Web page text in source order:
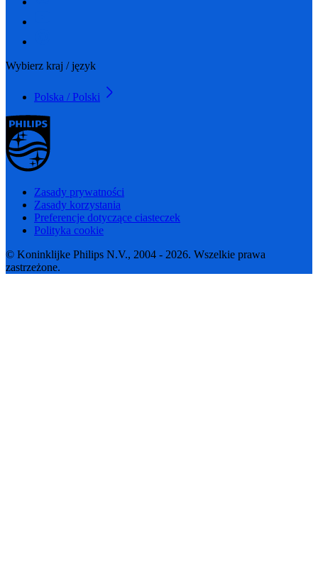
Wybierz kraj / język
Polska / Polski
Zasady prywatności
Zasady korzystania
Preferencje dotyczące ciasteczek
Polityka cookie
© Koninklijke Philips N.V., 2004 - 2026. Wszelkie prawa
zastrzeżone.